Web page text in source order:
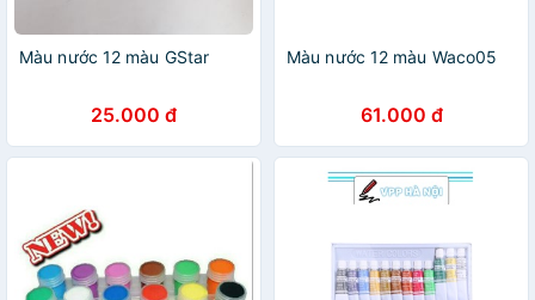
Màu nước 12 màu GStar
25.000 đ
Màu nước 12 màu Waco05
61.000 đ